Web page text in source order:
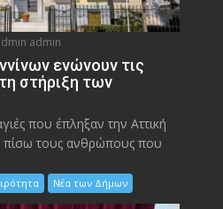
admin
ενώνουν τις
στήριξη των
που έπληξαν την Αττική
πίσω τους ανθρώπους που
Νέα των Δήμων